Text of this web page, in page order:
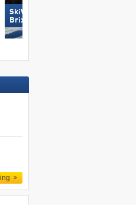
SkiWelt Wilder Kaiser-
Brixental